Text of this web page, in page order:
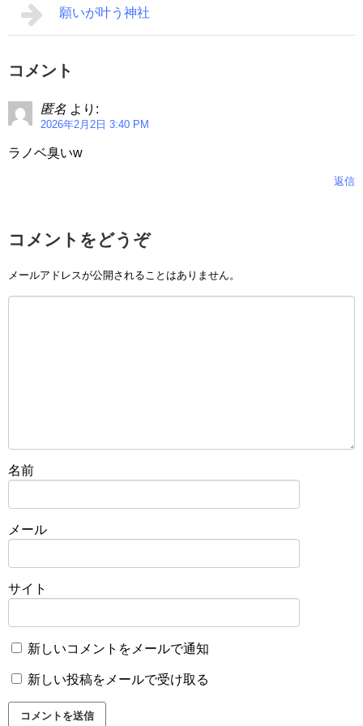
願いが叶う神社
コメント
匿名 より:
2026年2月2日 3:40 PM
ラノベ臭いw
返信
コメントをどうぞ
メールアドレスが公開されることはありません。
名前
メール
サイト
新しいコメントをメールで通知
新しい投稿をメールで受け取る